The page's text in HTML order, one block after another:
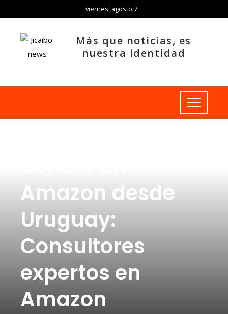
viernes, agosto 7
Más que noticias, es
nuestra identidad
Amazon desde
Uruguay:
Consultores
expertos en
Amazon